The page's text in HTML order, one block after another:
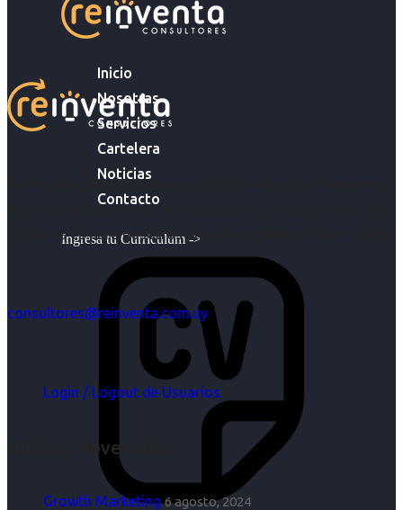
Inicio
Nosotras
Servicios
Cartelera
Noticias
Contacto
Ingresa tu Curriculum ->
Acompañar a empresas en su gestión de capital humano y
acompañar a personas en la búsqueda y encuentro de sus
objetivos es para nosotros un trabajo, pero antes un placer.
consultores@reinventa.com.uy
Login / Logout de Usuarios
Últimas Novedades
Growth Marketing 6 agosto, 2024